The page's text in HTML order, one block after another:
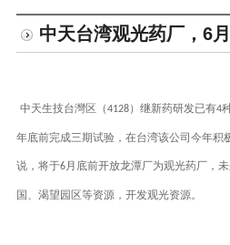
中天台湾观光药厂，6
中天生技台灣区（4128）继新药研发已有4
年底前完成三期试验，在台湾该公司今年积
说，将于6月底前开放龙潭厂为观光药厂，
国、渴望园区等资源，开发观光资源。